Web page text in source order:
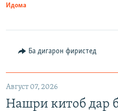
Идома
Ба дигарон фиристед
Август 07, 2026
Нашри китоб дар